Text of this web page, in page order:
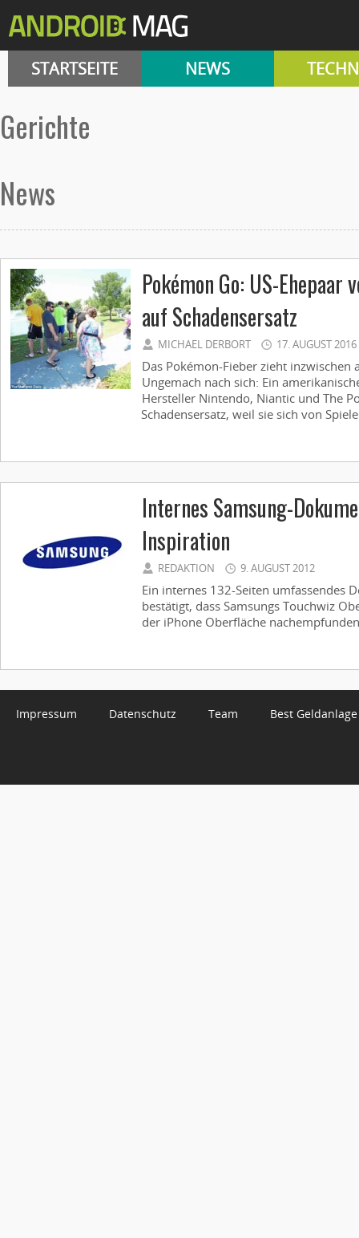
STARTSEITE NEWS
Gerichte
News
Pokémon Go: US-
auf Schadensersatz
MICHAEL DERBORT 17. AUGUST 2016
Das Pokémon-Fieber zieht inzwischen
Ungemach nach sich: Ein
Hersteller Nintendo, Niantic und The
Schadensersatz, weil sie sich von
Internes Samsung-
Inspiration
REDAKTION 9. AUGUST 2012
Ein internes 132-Seiten umfassendes
bestätigt, dass Samsungs Touchwiz
der iPhone Oberfläche
Impressum Datenschutz Team Best Geldanlage